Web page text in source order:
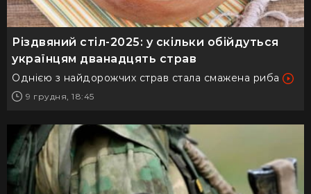
Різдвяний стіл-2025: у скільки обійдуться
українцям дванадцять страв
Однією з найдорожчих страв стала смажена риба
9 грудня, 18:45